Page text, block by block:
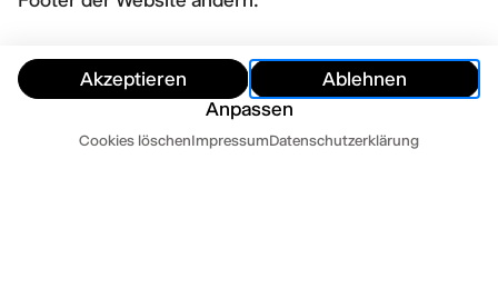
Akzeptieren
Ablehnen
Anpassen
Cookies löschenImpressumDatenschutzerklärung
Termine